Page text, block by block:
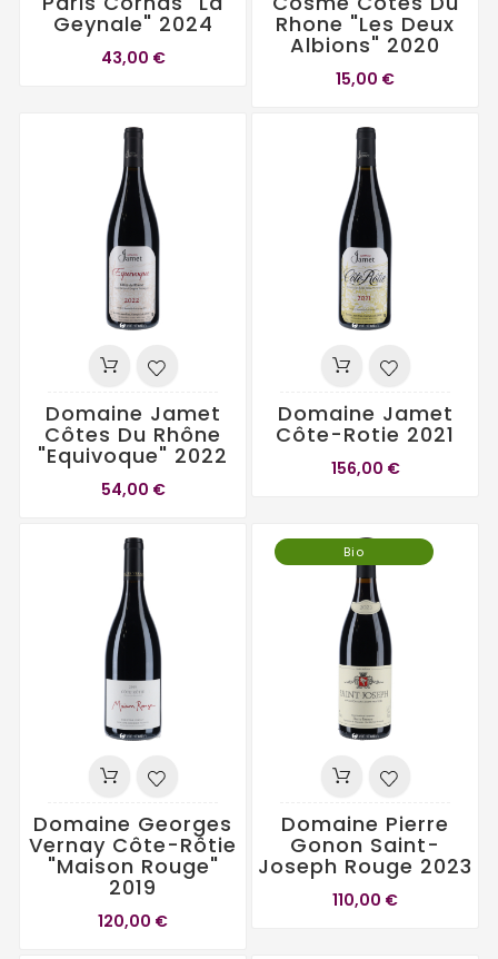
Geynale" 2024
43,00 €
Rhone "Les Deux
Albions" 2020
15,00 €
Domaine Jamet
Côtes Du Rhône
"Equivoque" 2022
54,00 €
Domaine Jamet
Côte-Rotie 2021
156,00 €
Domaine Georges
Vernay Côte-Rôtie
"Maison Rouge"
2019
120,00 €
Bio
Domaine Pierre
Gonon Saint-
Joseph Rouge 2023
110,00 €